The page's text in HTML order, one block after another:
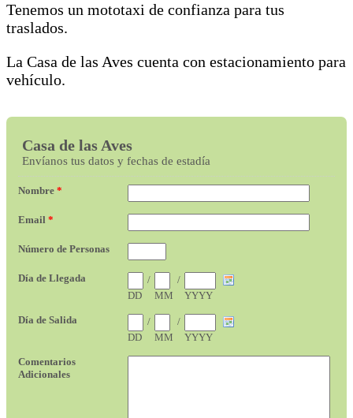
Tenemos un mototaxi de confianza para tus
traslados.
La Casa de las Aves cuenta con estacionamiento para
vehículo.